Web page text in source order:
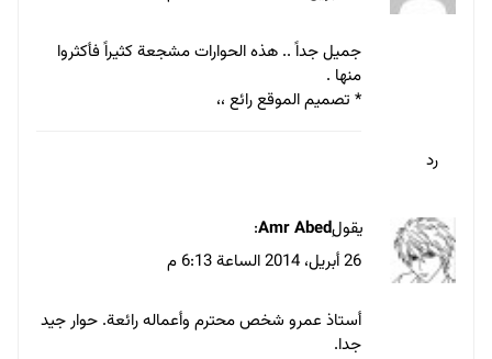
جميل جداً .. هذه الحوارات مشجعة كثيراً فأكثروا
منها .
* تصميم الموقع رائع ،،
رد
يقول
:
26 أبريل، 2014 الساعة 6:13 م
أستاذ عمرو شخص محترم وأعماله رائعة. حوار جيد
جدا.